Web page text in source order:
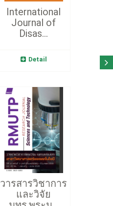
International
Journal of
Disas...
Detail
วารสารวิชาการ
และวิจัย